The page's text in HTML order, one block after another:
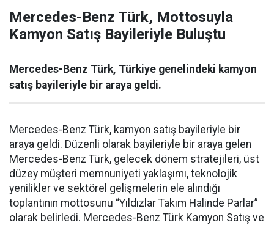
Mercedes-Benz Türk, Mottosuyla
Kamyon Satış Bayileriyle Buluştu
Mercedes-Benz Türk, Türkiye genelindeki kamyon
satış bayileriyle bir araya geldi.
Mercedes-Benz Türk, kamyon satış bayileriyle bir
araya geldi. Düzenli olarak bayileriyle bir araya gelen
Mercedes-Benz Türk, gelecek dönem stratejileri, üst
düzey müşteri memnuniyeti yaklaşımı, teknolojik
yenilikler ve sektörel gelişmelerin ele alındığı
toplantının mottosunu “Yıldızlar Takım Halinde Parlar”
olarak belirledi. Mercedes-Benz Türk Kamyon Satış ve